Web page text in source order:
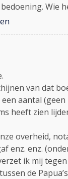
Wie
van dat
aantal (geen
heeft zien
overheid,
enz. enz.
ik mij
de